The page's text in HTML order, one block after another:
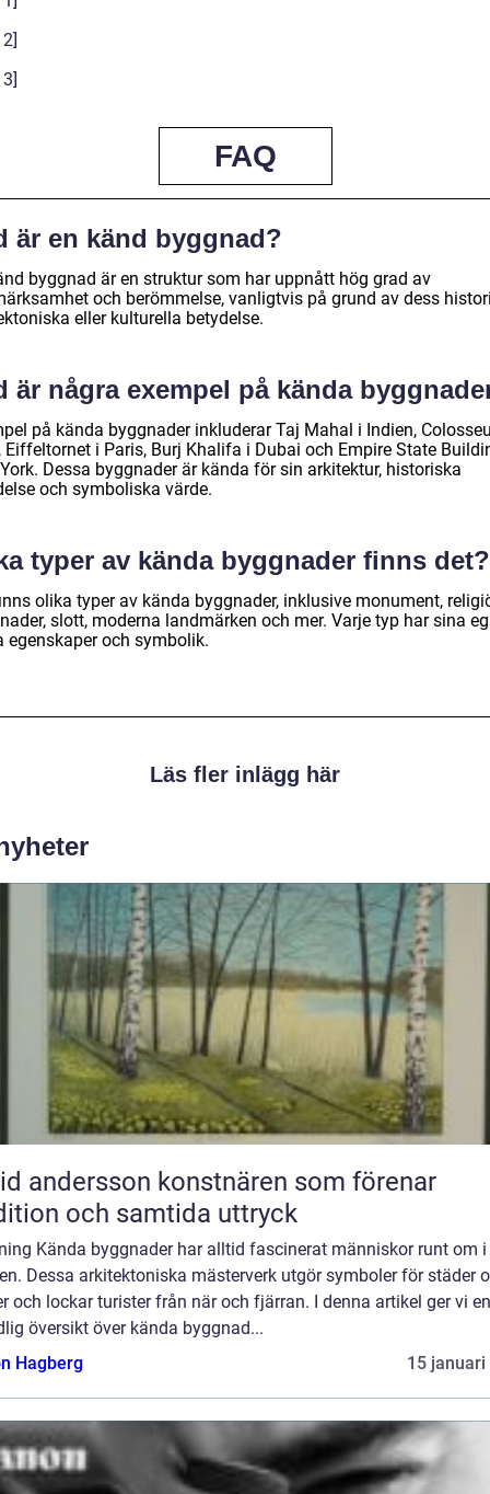
FAQ
är en känd byggnad?
byggnad är en struktur som har uppnått hög grad av
och berömmelse, vanligtvis på grund av dess
eller kulturella betydelse.
är några exempel på kända
på kända byggnader inkluderar Taj Mahal i Indien,
Eiffeltornet i Paris, Burj Khalifa i Dubai och Empire State
Dessa byggnader är kända för sin arkitektur, historiska
och symboliska värde.
typer av kända byggnader finns det?
olika typer av kända byggnader, inklusive monument,
slott, moderna landmärken och mer. Varje typ har sina
egenskaper och symbolik.
Läs fler inlägg här
konstnären som förenar
och samtida uttryck
Kända byggnader har alltid fascinerat människor runt om i
Dessa arkitektoniska mästerverk utgör symboler för städer
och lockar turister från när och fjärran. I denna artikel ger vi en
översikt över kända byggnad...
Hagberg
15 januari